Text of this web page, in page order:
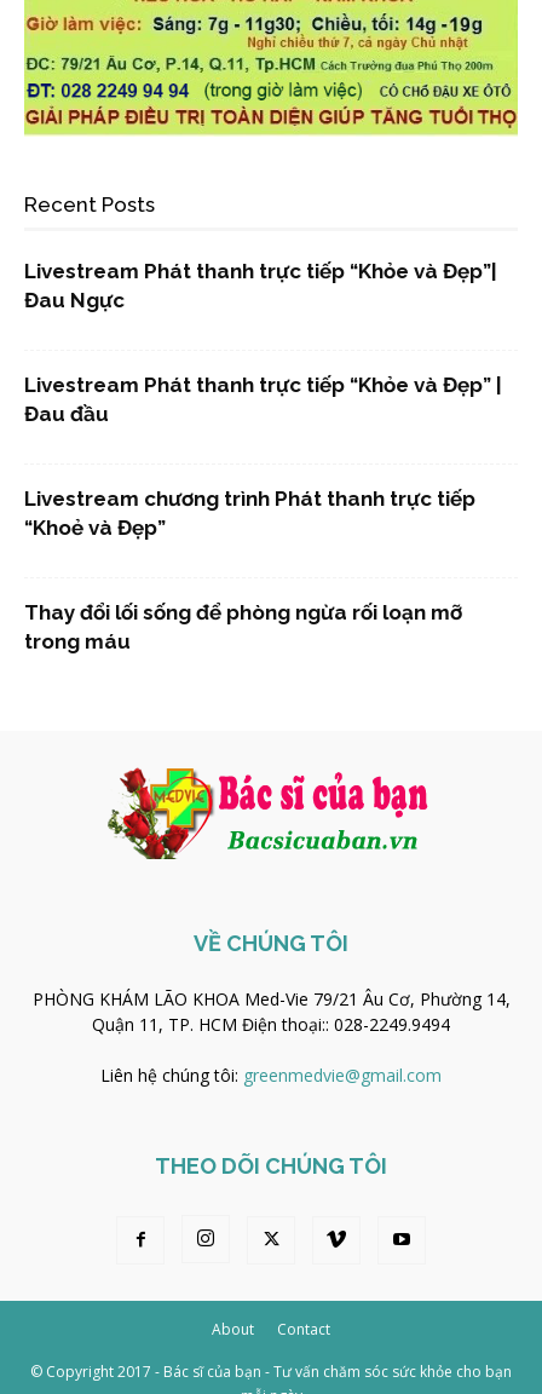
Recent Posts
Livestream Phát thanh trực tiếp “Khỏe và Đẹp”|
Đau Ngực
Livestream Phát thanh trực tiếp “Khỏe và Đẹp” |
Đau đầu
Livestream chương trình Phát thanh trực tiếp
“Khoẻ và Đẹp”
Thay đổi lối sống để phòng ngừa rối loạn mỡ
trong máu
VỀ CHÚNG TÔI
PHÒNG KHÁM LÃO KHOA Med-Vie 79/21 Âu Cơ, Phường 14,
Quận 11, TP. HCM Điện thoại:: 028-2249.9494
Liên hệ chúng tôi: greenmedvie@gmail.com
THEO DÕI CHÚNG TÔI
About Contact
© Copyright 2017 - Bác sĩ của bạn - Tư vấn chăm sóc sức khỏe cho bạn